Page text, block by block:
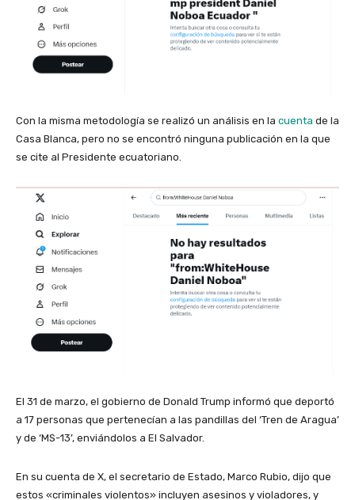
Con la misma metodología se realizó un análisis en la cuenta de la
Casa Blanca, pero no se encontró ninguna publicación en la que
se cite al Presidente ecuatoriano.
El 31 de marzo, el gobierno de Donald Trump informó que deportó
a 17 personas que pertenecían a las pandillas del ‘Tren de Aragua’
y de ‘MS-13’, enviándolos a El Salvador.
En su cuenta de X, el secretario de Estado, Marco Rubio, dijo que
estos «criminales violentos» incluyen asesinos y violadores, y